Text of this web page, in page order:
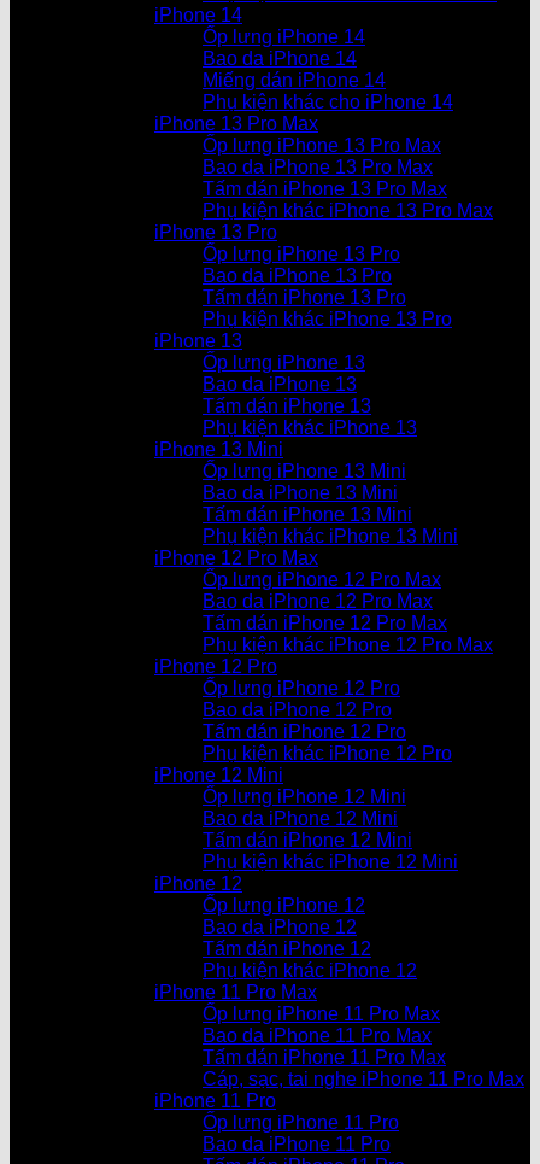
iPhone 14
Ốp lưng iPhone 14
Bao da iPhone 14
Miếng dán iPhone 14
Phụ kiện khác cho iPhone 14
iPhone 13 Pro Max
Ốp lưng iPhone 13 Pro Max
Bao da iPhone 13 Pro Max
Tấm dán iPhone 13 Pro Max
Phụ kiện khác iPhone 13 Pro Max
iPhone 13 Pro
Ốp lưng iPhone 13 Pro
Bao da iPhone 13 Pro
Tấm dán iPhone 13 Pro
Phụ kiện khác iPhone 13 Pro
iPhone 13
Ốp lưng iPhone 13
Bao da iPhone 13
Tấm dán iPhone 13
Phụ kiện khác iPhone 13
iPhone 13 Mini
Ốp lưng iPhone 13 Mini
Bao da iPhone 13 Mini
Tấm dán iPhone 13 Mini
Phụ kiện khác iPhone 13 Mini
iPhone 12 Pro Max
Ốp lưng iPhone 12 Pro Max
Bao da iPhone 12 Pro Max
Tấm dán iPhone 12 Pro Max
Phụ kiện khác iPhone 12 Pro Max
iPhone 12 Pro
Ốp lưng iPhone 12 Pro
Bao da iPhone 12 Pro
Tấm dán iPhone 12 Pro
Phụ kiện khác iPhone 12 Pro
iPhone 12 Mini
Ốp lưng iPhone 12 Mini
Bao da iPhone 12 Mini
Tấm dán iPhone 12 Mini
Phụ kiện khác iPhone 12 Mini
iPhone 12
Ốp lưng iPhone 12
Bao da iPhone 12
Tấm dán iPhone 12
Phụ kiện khác iPhone 12
iPhone 11 Pro Max
Ốp lưng iPhone 11 Pro Max
Bao da iPhone 11 Pro Max
Tấm dán iPhone 11 Pro Max
Cáp, sạc, tai nghe iPhone 11 Pro Max
iPhone 11 Pro
Ốp lưng iPhone 11 Pro
Bao da iPhone 11 Pro